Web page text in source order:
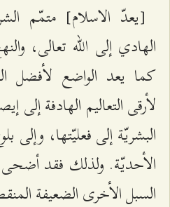
[يعدّ الاسلام] متمّم
الهادي إلى الله تعالى،
كما يعد الواضع لأفضل
لأرقى التعاليم الهادفة إلى
البشريّة إلى فعليّتها، وإلى
الأحديّة. ولذلك فقد
السبل الأخرى الضعيفة